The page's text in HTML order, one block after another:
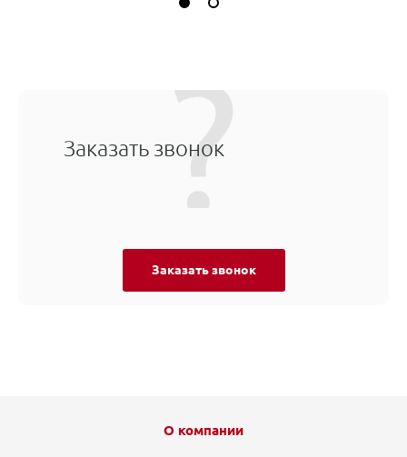
Заказать звонок
Заказать звонок
О компании